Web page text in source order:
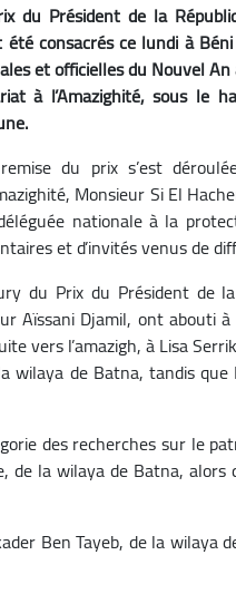
du Président de la
consacrés ce lundi à
et officielles du Nouvel
à l’Amazighité, sous le
du prix s’est
Monsieur Si El
nationale à la
et d’invités venus de
du Prix du Président de
Aïssani Djamil, ont abouti
vers l’amazigh, à Lisa
wilaya de Batna, tandis
des recherches sur le
de la wilaya de Batna,
Ben Tayeb, de la wilaya